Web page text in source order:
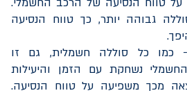
טווח הנסיעה של הרכב החשמלי.
גבוהה יותר, כך טווח הנסיעה
- כמו כל סוללה חשמלית, גם זו
נשחקת עם הזמן והיעילות
מכך משפיעה על טווח הנסיעה.